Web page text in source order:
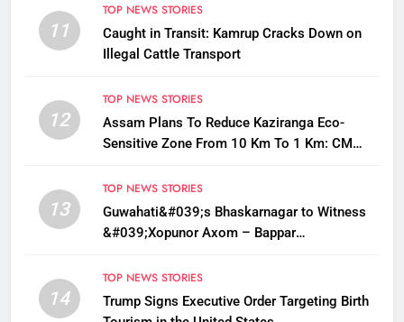
11
TOP NEWS STORIES
Caught in Transit: Kamrup Cracks Down on
Illegal Cattle Transport
12
TOP NEWS STORIES
Assam Plans To Reduce Kaziranga Eco-
Sensitive Zone From 10 Km To 1 Km: CM
13
TOP NEWS STORIES
Guwahati&#039;s Bhaskarnagar to Witness
&#039;Xopunor Axom – Bappar
Chaturthi
14
TOP NEWS STORIES
Trump Signs Executive Order Targeting Birth